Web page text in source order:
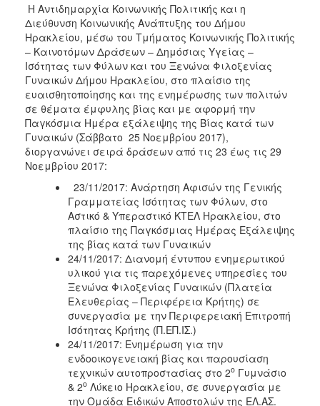
Η Αντιδημαρχία Κοινωνικής Πολιτικής και η
Διεύθυνση Κοινωνικής Ανάπτυξης του Δήμου
Ηρακλείου, μέσω του Τμήματος Κοινωνικής Πολιτικής
– Καινοτόμων Δράσεων – Δημόσιας Υγείας –
Ισότητας των Φύλων και του Ξενώνα Φιλοξενίας
Γυναικών Δήμου Ηρακλείου, στο πλαίσιο της
ευαισθητοποίησης και της ενημέρωσης των πολιτών
σε θέματα έμφυλης βίας και με αφορμή την
Παγκόσμια Ημέρα εξάλειψης της Βίας κατά των
Γυναικών (Σάββατο 25 Νοεμβρίου 2017),
διοργανώνει σειρά δράσεων από τις 23 έως τις 29
Νοεμβρίου 2017:
23/11/2017: Ανάρτηση Αφισών της Γενικής
Γραμματείας Ισότητας των Φύλων, στο
Αστικό & Υπεραστικό ΚΤΕΛ Ηρακλείου, στο
πλαίσιο της Παγκόσμιας Ημέρας Εξάλειψης
της βίας κατά των Γυναικών
24/11/2017: Διανομή έντυπου ενημερωτικού
υλικού για τις παρεχόμενες υπηρεσίες του
Ξενώνα Φιλοξενίας Γυναικών (Πλατεία
Ελευθερίας – Περιφέρεια Κρήτης) σε
συνεργασία με την Περιφερειακή Επιτροπή
Ισότητας Κρήτης (Π.ΕΠ.ΙΣ.)
24/11/2017: Ενημέρωση για την
ενδοοικογενειακή βίας και παρουσίαση
τεχνικών αυτοπροστασίας στο 2ο Γυμνάσιο
& 2ο Λύκειο Ηρακλείου, σε συνεργασία με
την Ομάδα Ειδικών Αποστολών της ΕΛ.ΑΣ.